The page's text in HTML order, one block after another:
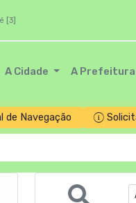
[3]
A Cidade A Prefeitura
de Navegação